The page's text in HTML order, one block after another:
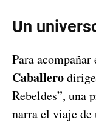
Un
Para
Caballero
Rebeldes”, una
narra el viaje de